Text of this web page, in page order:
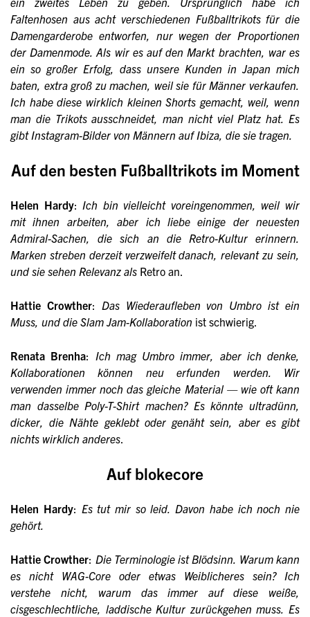
Faltenhosen aus acht verschiedenen Fußballtrikots für die
Damengarderobe entworfen, nur wegen der Proportionen
der Damenmode. Als wir es auf den Markt brachten, war es
ein so großer Erfolg, dass unsere Kunden in Japan mich
baten, extra groß zu machen, weil sie für Männer verkaufen.
Ich habe diese wirklich kleinen Shorts gemacht, weil, wenn
man die Trikots ausschneidet, man nicht viel Platz hat. Es
gibt Instagram-Bilder von Männern auf Ibiza, die sie tragen.
Auf den besten Fußballtrikots im Moment
Helen Hardy: Ich bin vielleicht voreingenommen, weil wir
mit ihnen arbeiten, aber ich liebe einige der neuesten
Admiral-Sachen, die sich an die Retro-Kultur erinnern.
Marken streben derzeit verzweifelt danach, relevant zu sein,
und sie sehen Relevanz als Retro an.
Hattie Crowther: Das Wiederaufleben von Umbro ist ein
Muss, und die Slam Jam-Kollaboration ist schwierig.
Renata Brenha: Ich mag Umbro immer, aber ich denke,
Kollaborationen können neu erfunden werden. Wir
verwenden immer noch das gleiche Material — wie oft kann
man dasselbe Poly-T-Shirt machen? Es könnte ultradünn,
dicker, die Nähte geklebt oder genäht sein, aber es gibt
nichts wirklich anderes
Auf blokecore
Helen Hardy: Es tut mir so leid. Davon habe ich noch nie
gehört.
Hattie Crowther: Die Terminologie ist Blödsinn. Warum kann
es nicht WAG-Core oder etwas Weiblicheres sein? Ich
verstehe nicht, warum das immer auf diese weiße,
cisgeschlechtliche, laddische Kultur zurückgehen muss. Es